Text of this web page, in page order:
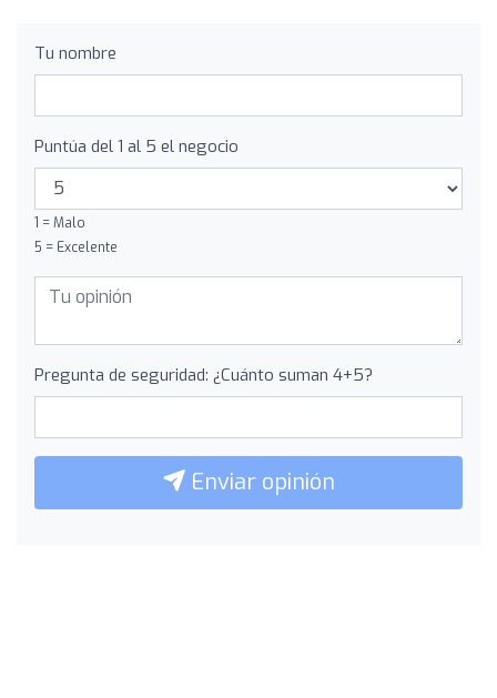
Tu nombre
Puntúa del 1 al 5 el negocio
1 = Malo
5 = Excelente
Pregunta de seguridad: ¿Cuánto suman 4+5?
Enviar opinión